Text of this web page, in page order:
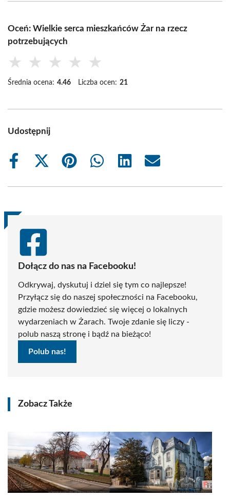
Oceń: Wielkie serca mieszkańców Żar na rzecz
potrzebujących
★ ★ ★ ★ ★
Średnia ocena: 4.46 Liczba ocen: 21
Udostępnij
Share
Share
(Twitter)
Share
Share
Share
Share
Dołącz do nas na Facebooku!
Odkrywaj, dyskutuj i dziel się tym co najlepsze!
Przyłącz się do naszej społeczności na Facebooku,
gdzie możesz dowiedzieć się więcej o lokalnych
wydarzeniach w Żarach. Twoje zdanie się liczy -
polub naszą stronę i bądź na bieżąco!
Polub nas!
Zobacz Także